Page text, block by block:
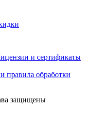
и сертификаты
правила обработки
защищены